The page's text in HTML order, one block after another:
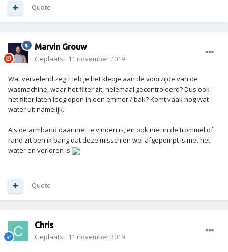
Quote
Marvin Grouw
Geplaatst: 11 november 2019
Wat vervelend zeg! Heb je het klepje aan de voorzijde van de
wasmachine, waar het filter zit, helemaal gecontroleerd? Dus ook
het filter laten leeglopen in een emmer / bak? Komt vaak nog wat
water uit namelijk.
Als de armband daar niet te vinden is, en ook niet in de trommel of
rand zit ben ik bang dat deze misschien wel afgepompt is met het
water en verloren is
Quote
Chris
Geplaatst: 11 november 2019